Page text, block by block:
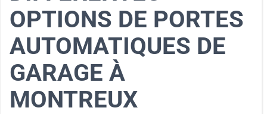
OPTIONS DE PORTES
AUTOMATIQUES DE
GARAGE À
MONTREUX